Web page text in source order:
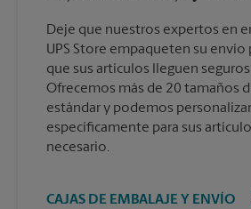
Deje que nuestros expertos en
UPS Store empaqueten su envío
que sus artículos lleguen
Ofrecemos más de 20 tamaños
estándar y podemos
específicamente para sus
necesario.
CAJAS DE EMBALAJE Y ENVÍO